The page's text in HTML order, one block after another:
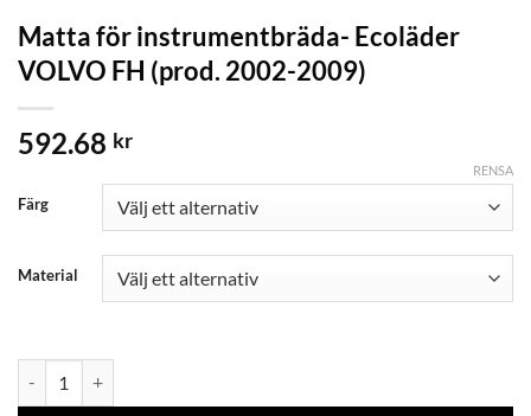
Matta för instrumentbräda- Ecoläder
VOLVO FH (prod. 2002-2009)
592.68 kr
Färg
Material
RENSA